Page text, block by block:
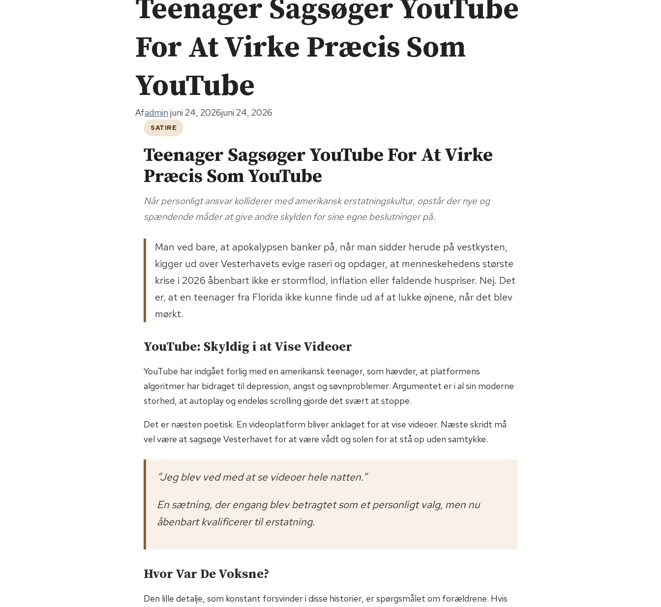
Teenager Sagsøger YouTube
For At Virke Præcis Som
YouTube
Afadmin juni 24, 2026juni 24, 2026
SATIRE
Teenager Sagsøger YouTube For At Virke
Præcis Som YouTube
Når personligt ansvar kolliderer med amerikansk erstatningskultur, opstår der nye og
spændende måder at give andre skylden for sine egne beslutninger på.
Man ved bare, at apokalypsen banker på, når man sidder herude på vestkysten,
kigger ud over Vesterhavets evige raseri og opdager, at menneskehedens største
krise i 2026 åbenbart ikke er stormflod, inflation eller faldende huspriser. Nej. Det
er, at en teenager fra Florida ikke kunne finde ud af at lukke øjnene, når det blev
mørkt.
YouTube: Skyldig i at Vise Videoer
YouTube har indgået forlig med en amerikansk teenager, som hævder, at platformens
algoritmer har bidraget til depression, angst og søvnproblemer. Argumentet er i al sin moderne
storhed, at autoplay og endeløs scrolling gjorde det svært at stoppe.
Det er næsten poetisk. En videoplatform bliver anklaget for at vise videoer. Næste skridt må
vel være at sagsøge Vesterhavet for at være vådt og solen for at stå op uden samtykke.
“Jeg blev ved med at se videoer hele natten.”
En sætning, der engang blev betragtet som et personligt valg, men nu
åbenbart kvalificerer til erstatning.
Hvor Var De Voksne?
Den lille detalje, som konstant forsvinder i disse historier, er spørgsmålet om forældrene. Hvis